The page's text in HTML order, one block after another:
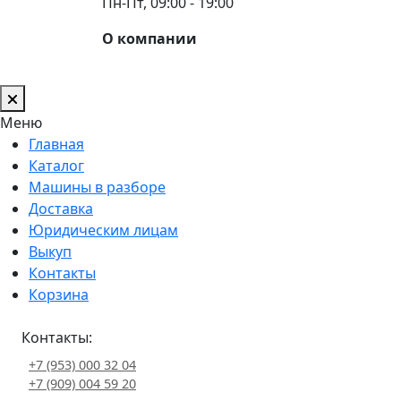
О компании
Меню
Главная
Каталог
Машины в разборе
Доставка
Юридическим лицам
Выкуп
Контакты
Корзина
Контакты:
+7 (953) 000 32 04
+7 (909) 004 59 20